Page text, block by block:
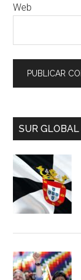
Web
SUR GLOBAL